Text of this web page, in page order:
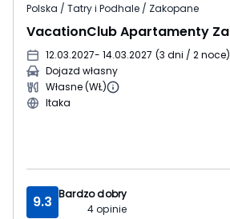
Polska / Tatry i Podhale / Zakopane
12.03.2027- 14.03.2027 (3 dni / 2 noce)
Dojazd własny
Własne (WŁ)
Itaka
9.3 Bardzo dobry
4opinie